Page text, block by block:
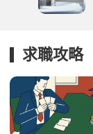
求職攻略